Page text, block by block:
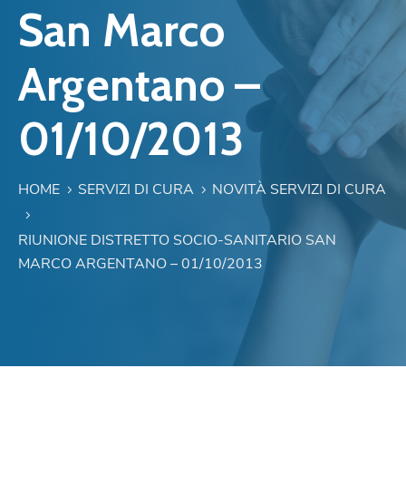
San Marco
Argentano –
01/10/2013
HOME SERVIZI DI CURA NOVITÀ SERVIZI DI CURA
RIUNIONE DISTRETTO SOCIO-SANITARIO SAN
MARCO ARGENTANO – 01/10/2013